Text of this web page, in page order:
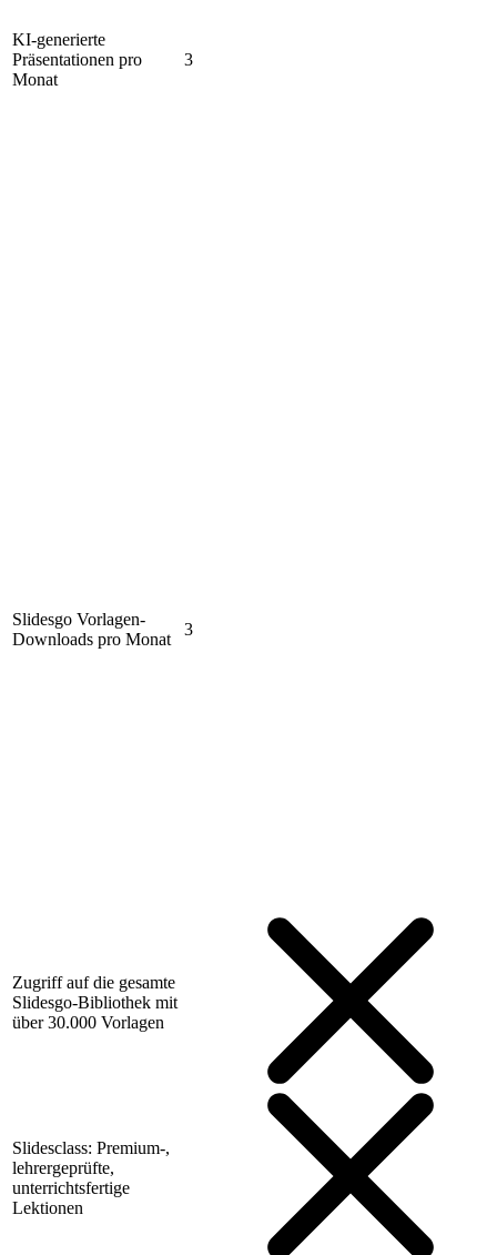
KI-generierte
Präsentationen pro
Monat
3
Slidesgo Vorlagen-
Downloads pro Monat
3
Zugriff auf die gesamte
Slidesgo-Bibliothek mit
über 30.000 Vorlagen
Slidesclass: Premium-,
lehrergeprüfte,
unterrichtsfertige
Lektionen